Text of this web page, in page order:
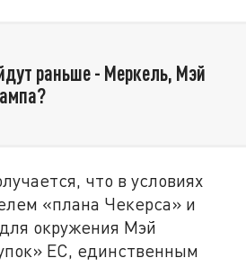
раньше - Меркель, Мэй
что в условиях
«плана Чекерса» и
окружения Мэй
ЕС, единственным